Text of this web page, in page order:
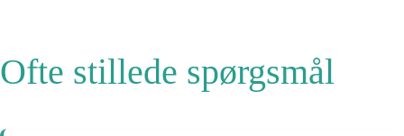
Ofte stillede spørgsmål